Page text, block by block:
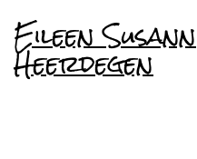
Inhalt
springen
Eileen Susann
Heerdegen